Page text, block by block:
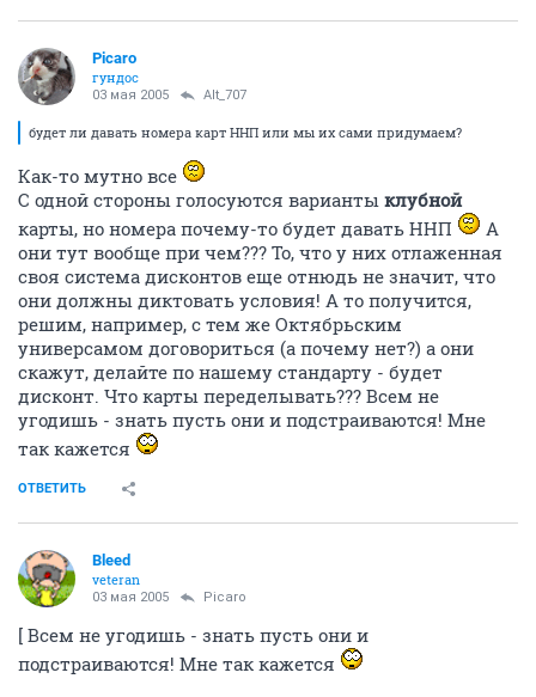
Picaro
гундос
03 мая 2005 Alt_707
будет ли давать номера карт ННП или мы их сами придумаем?
Как-то мутно все
С одной стороны голосуются варианты клубной
карты, но номера почему-то будет давать ННП
А
они тут вообще при чем??? То, что у них отлаженная
своя система дисконтов еще отнюдь не значит, что
они должны диктовать условия! А то получится,
решим, например, с тем же Октябрьским
универсамом договориться (а почему нет?) а они
скажут, делайте по нашему стандарту - будет
дисконт. Что карты переделывать??? Всем не
угодишь - знать пусть они и подстраиваются! Мне
так кажется
ОТВЕТИТЬ
Bleed
veteran
03 мая 2005 Picaro
[ Всем не угодишь - знать пусть они и
подстраиваются! Мне так кажется